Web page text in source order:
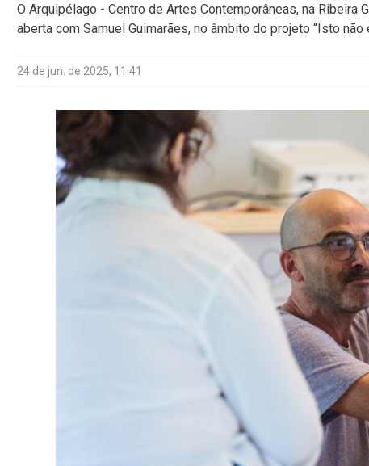
O Arquipélago - Centro de Artes Contemporâneas, na Ribeira
aberta com Samuel Guimarães, no âmbito do projeto “Isto não
24 de jun. de 2025, 11:41